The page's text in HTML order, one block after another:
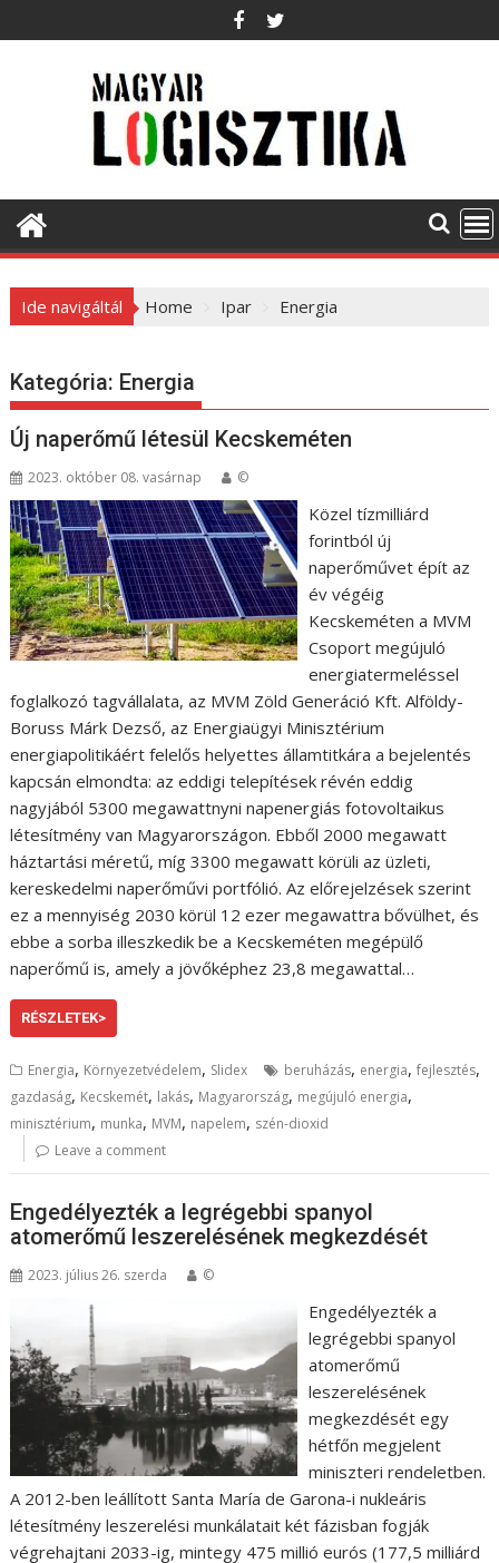
k
o
t
Ide navigáltál Home Ipar Energia
Kategória: Energia
Új naperőmű létesül Kecskeméten
2023. október 08. vasárnap ©
Közel tízmilliárd
forintból új
naperőművet épít az
év végéig
Kecskeméten a MVM
Csoport megújuló
energiatermeléssel
foglalkozó tagvállalata, az MVM Zöld Generáció Kft. Alföldy-
Boruss Márk Dezső, az Energiaügyi Minisztérium
energiapolitikáért felelős helyettes államtitkára a bejelentés
kapcsán elmondta: az eddigi telepítések révén eddig
nagyjából 5300 megawattnyni napenergiás fotovoltaikus
létesítmény van Magyarországon. Ebből 2000 megawatt
háztartási méretű, míg 3300 megawatt körüli az üzleti,
kereskedelmi naperőművi portfólió. Az előrejelzések szerint
ez a mennyiség 2030 körül 12 ezer megawattra bővülhet, és
ebbe a sorba illeszkedik be a Kecskeméten megépülő
naperőmű is, amely a jövőképhez 23,8 megawattal…
RÉSZLETEK>
Energia, Környezetvédelem, Slidex beruházás, energia,fejlesztés,
gazdaság, Kecskemét, lakás, Magyarország, megújuló energia,
minisztérium, munka, MVM, napelem, szén-dioxid
Leave a comment
Engedélyezték a legrégebbi spanyol
atomerőmű leszerelésének megkezdését
2023. július 26. szerda ©
Engedélyezték a
legrégebbi spanyol
atomerőmű
leszerelésének
megkezdését egy
hétfőn megjelent
miniszteri rendeletben.
A 2012-ben leállított Santa María de Garona-i nukleáris
létesítmény leszerelési munkálatait két fázisban fogják
végrehajtani 2033-ig, mintegy 475 millió eurós (177,5 milliárd